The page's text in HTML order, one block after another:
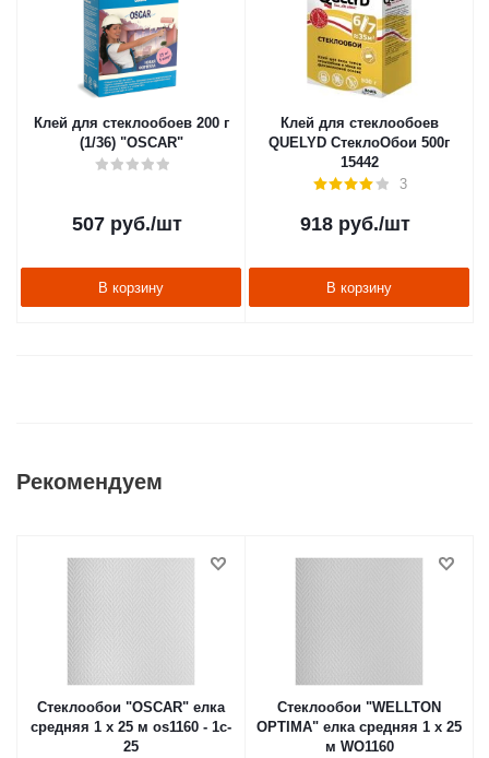
Клей для стеклообоев 200 г
(1/36) "OSCAR"
507 руб./шт
В корзину
Клей для стеклообоев
QUELYD СтеклоОбои 500г
15442
3
918 руб./шт
В корзину
Рекомендуем
Стеклообои "OSCAR" елка
средняя 1 х 25 м os1160 - 1c-
25
Стеклообои "WELLTON
OPTIMA" елка средняя 1 х 25
м WO1160